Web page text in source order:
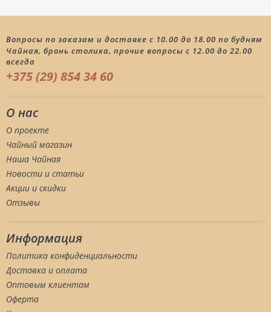
Вопросы по заказам и доставке с 10.00 до 18.00 по будням
Чайная, бронь столика, прочие вопросы с 12.00 до 22.00
всегда
+375 (29) 854 34 60
О нас
О проекте
Чайный магазин
Наша Чайная
Новости и статьи
Акции и скидки
Отзывы
Информация
Политика конфиденциальности
Доставка и оплата
Оптовым клиентам
Оферта